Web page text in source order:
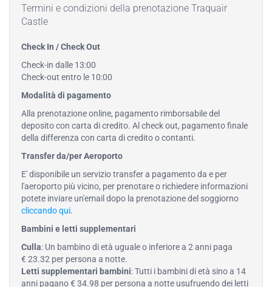
Termini e condizioni della prenotazione Traquair
Castle
Check In / Check Out
Check-in dalle 13:00
Check-out entro le 10:00
Modalità di pagamento
Alla prenotazione online, pagamento rimborsabile del
deposito con carta di credito. Al check out, pagamento finale
della differenza con carta di credito o contanti.
Transfer da/per Aeroporto
E' disponibile un servizio transfer a pagamento da e per
l'aeroporto più vicino, per prenotare o richiedere informazioni
potete inviare un'email dopo la prenotazione del soggiorno
cliccando qui.
Bambini e letti supplementari
Culla: Un bambino di età uguale o inferiore a 2 anni paga
€ 23.32 per persona a notte.
Letti supplementari bambini: Tutti i bambini di età sino a 14
anni pagano € 34.98 per persona a notte usufruendo dei letti